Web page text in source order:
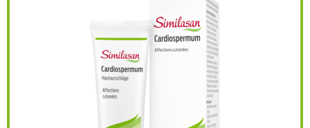
Similasan Cardiospermum